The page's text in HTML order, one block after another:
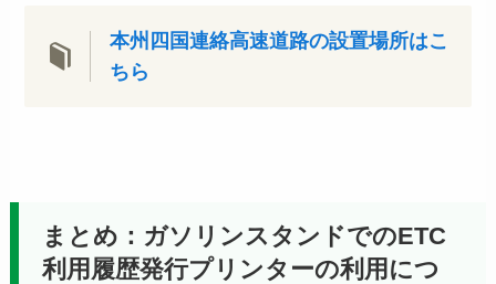
本州四国連絡高速道路の設置場所はこ
ちら
まとめ：ガソリンスタンドでのETC
利用履歴発行プリンターの利用につ